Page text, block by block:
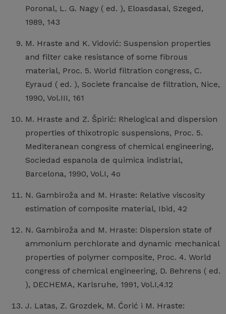
Poronal, L. G. Nagy ( ed. ), Eloasdasai, Szeged,
1989, 143
M. Hraste and K. Vidović: Suspension properties
and filter cake resistance of some fibrous
material, Proc. 5. World filtration congress, C.
Eyraud ( ed. ), Societe francaise de filtration, Nice,
1990, Vol.III, 161
M. Hraste and Z. Špirić: Rhelogical and dispersion
properties of thixotropic suspensions, Proc. 5.
Mediteranean congress of chemical engineering,
Sociedad espanola de quimica indistrial,
Barcelona, 1990, Vol.I, 4o
N. Gambiroža and M. Hraste: Relative viscosity
estimation of composite material, Ibid, 42
N. Gambiroža and M. Hraste: Dispersion state of
ammonium perchlorate and dynamic mechanical
properties of polymer composite, Proc. 4. World
congress of chemical engineering, D. Behrens ( ed.
), DECHEMA, Karlsruhe, 1991, Vol.I,4.12
J. Latas, Z. Grozdek, M. Ćorić i M. Hraste: